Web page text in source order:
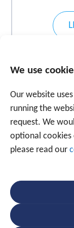
We use
Our website
running the
request. We
optional cookies
please read our
Of maak